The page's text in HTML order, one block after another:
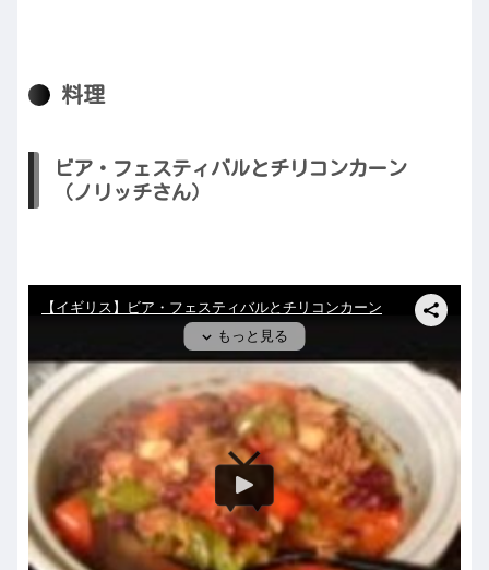
料理
ビア・フェスティバルとチリコンカーン
（ノリッチさん）